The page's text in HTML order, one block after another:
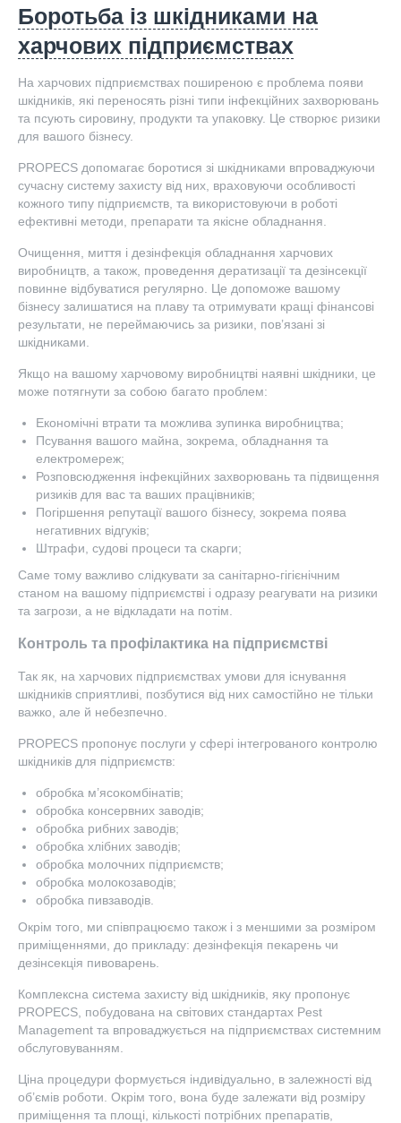
Боротьба із шкідниками на
харчових підприємствах
На харчових підприємствах поширеною є проблема появи
шкідників, які переносять різні типи інфекційних захворювань
та псують сировину, продукти та упаковку. Це створює ризики
для вашого бізнесу.
PROPECS допомагає боротися зі шкідниками впроваджуючи
сучасну систему захисту від них, враховуючи особливості
кожного типу підприємств, та використовуючи в роботі
ефективні методи, препарати та якісне обладнання.
Очищення, миття і дезінфекція обладнання харчових
виробництв, а також, проведення дератизації та дезінсекції
повинне відбуватися регулярно. Це допоможе вашому
бізнесу залишатися на плаву та отримувати кращі фінансові
результати, не переймаючись за ризики, пов’язані зі
шкідниками.
Якщо на вашому харчовому виробництві наявні шкідники, це
може потягнути за собою багато проблем:
Економічні втрати та можлива зупинка виробництва;
Псування вашого майна, зокрема, обладнання та
електромереж;
Розповсюдження інфекційних захворювань та підвищення
ризиків для вас та ваших працівників;
Погіршення репутації вашого бізнесу, зокрема поява
негативних відгуків;
Штрафи, судові процеси та скарги;
Саме тому важливо слідкувати за санітарно-гігієнічним
станом на вашому підприємстві і одразу реагувати на ризики
та загрози, а не відкладати на потім.
Контроль та профілактика на підприємстві
Так як, на харчових підприємствах умови для існування
шкідників сприятливі, позбутися від них самостійно не тільки
важко, але й небезпечно.
PROPECS пропонує послуги у сфері інтегрованого контролю
шкідників для підприємств:
обробка м’ясокомбінатів;
обробка консервних заводів;
обробка рибних заводів;
обробка хлібних заводів;
обробка молочних підприємств;
обробка молокозаводів;
обробка пивзаводів.
Окрім того, ми співпрацюємо також і з меншими за розміром
приміщеннями, до прикладу: дезінфекція пекарень чи
дезінсекція пивоварень.
Комплексна система захисту від шкідників, яку пропонує
PROPECS, побудована на світових стандартах Pest
Management та впроваджується на підприємствах системним
обслуговуванням.
Ціна процедури формується індивідуально, в залежності від
об’ємів роботи. Окрім того, вона буде залежати від розміру
приміщення та площі, кількості потрібних препаратів,